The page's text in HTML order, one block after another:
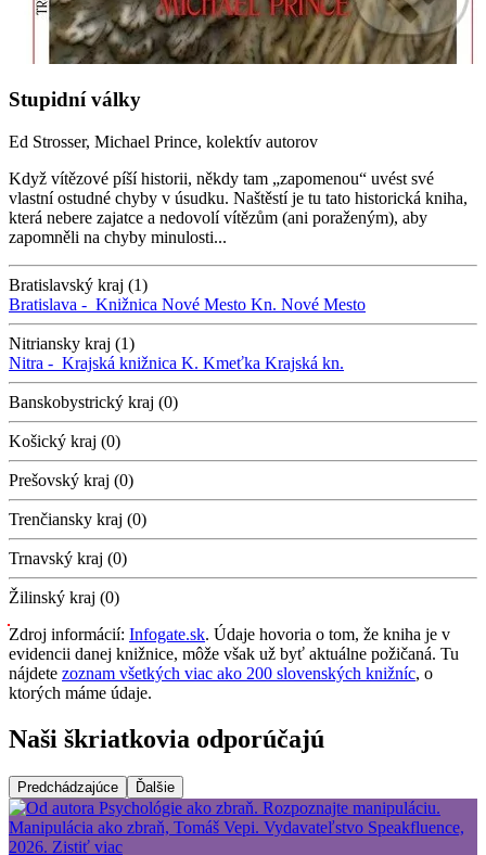
Stupidní války
Ed Strosser, Michael Prince, kolektív autorov
Když vítězové píší historii, někdy tam „zapomenou“ uvést své
vlastní ostudné chyby v úsudku. Naštěstí je tu tato historická kniha,
která nebere zajatce a nedovolí vítězům (ani poraženým), aby
zapomněli na chyby minulosti...
Bratislavský kraj (1)
Bratislava - Knižnica Nové Mesto Kn. Nové Mesto
Nitriansky kraj (1)
Nitra - Krajská knižnica K. Kmeťka Krajská kn.
Banskobystrický kraj (0)
Košický kraj (0)
Prešovský kraj (0)
Trenčiansky kraj (0)
Trnavský kraj (0)
Žilinský kraj (0)
Zdroj informácií: Infogate.sk. Údaje hovoria o tom, že kniha je v
evidencii danej knižnice, môže však už byť aktuálne požičaná. Tu
nájdete zoznam všetkých viac ako 200 slovenských knižníc, o
ktorých máme údaje.
Naši škriatkovia odporúčajú
Predchádzajúce Ďalšie